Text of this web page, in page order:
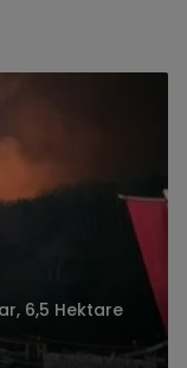
6,5 Hektare